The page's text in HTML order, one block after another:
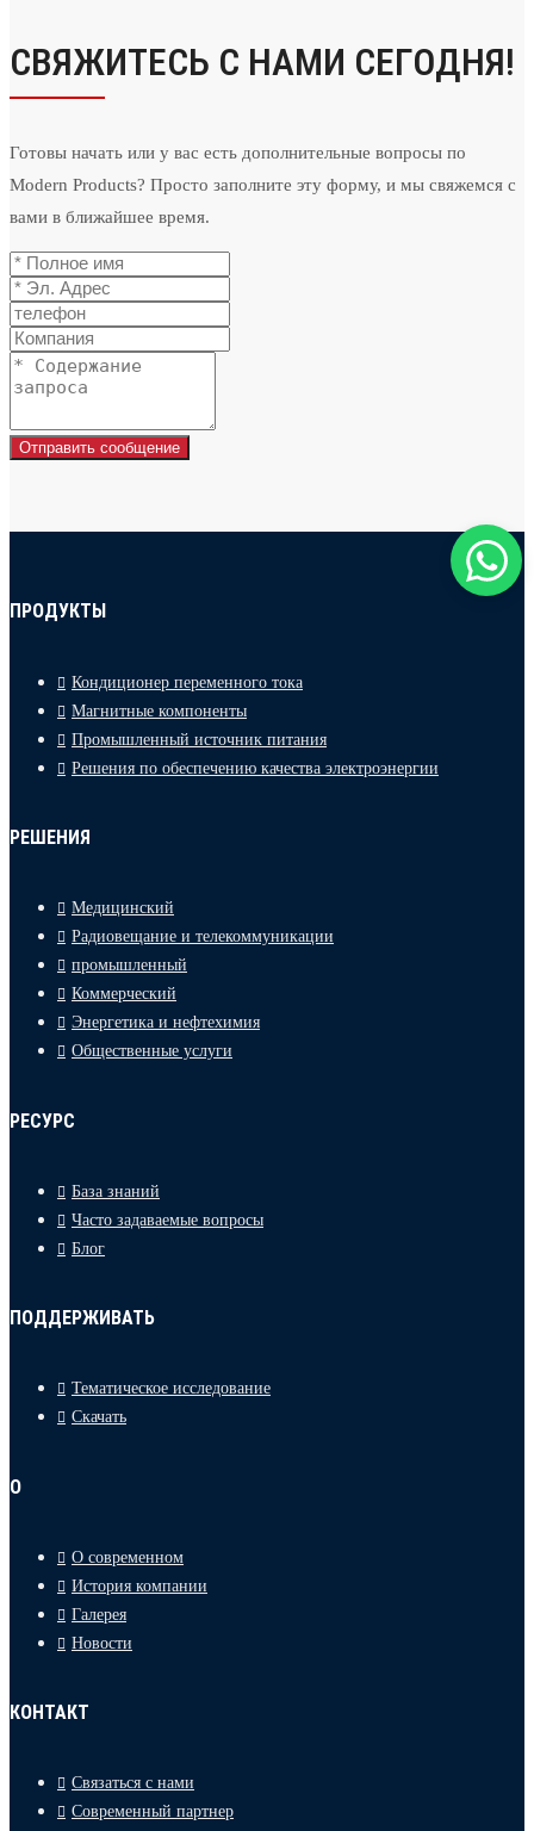
СВЯЖИТЕСЬ С НАМИ СЕГОДНЯ!
Готовы начать или у вас есть дополнительные вопросы по
Modern Products? Просто заполните эту форму, и мы свяжемся с
вами в ближайшее время.
Отправить сообщение
ПРОДУКТЫ
Кондиционер переменного тока
Магнитные компоненты
Промышленный источник питания
Решения по обеспечению качества электроэнергии
РЕШЕНИЯ
Медицинский
Радиовещание и телекоммуникации
промышленный
Коммерческий
Энергетика и нефтехимия
Общественные услуги
РЕСУРС
База знаний
Часто задаваемые вопросы
Блог
ПОДДЕРЖИВАТЬ
Тематическое исследование
Скачать
О
О современном
История компании
Галерея
Новости
КОНТАКТ
Связаться с нами
Современный партнер